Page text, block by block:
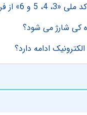
5 و 6» از فردا
کی شارژ می شود؟
ادامه دارد؟